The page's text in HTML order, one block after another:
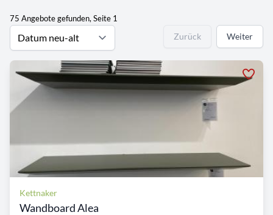
75 Angebote gefunden, Seite 1
Zurück Weiter
Kettnaker
Wandboard Alea